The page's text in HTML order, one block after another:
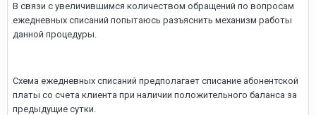
В связи с увеличившимся количеством обращений по вопросам
ежедневных списаний попытаюсь разъяснить механизм работы
данной процедуры.
Схема ежедневных списаний предполагает списание абонентской
платы со счета клиента при наличии положительного баланса за
предыдущие сутки.